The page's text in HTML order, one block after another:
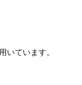
いています。